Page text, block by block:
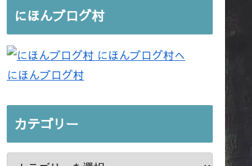
にほんブログ村
にほんブログ村
カテゴリー